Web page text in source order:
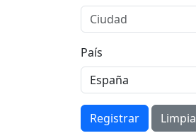
País
Registrar